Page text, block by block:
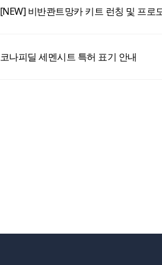
[NEW] 비반콴트망카 키트 런칭 및 프로
코나피딜 세멘시트 특허 표기 안내